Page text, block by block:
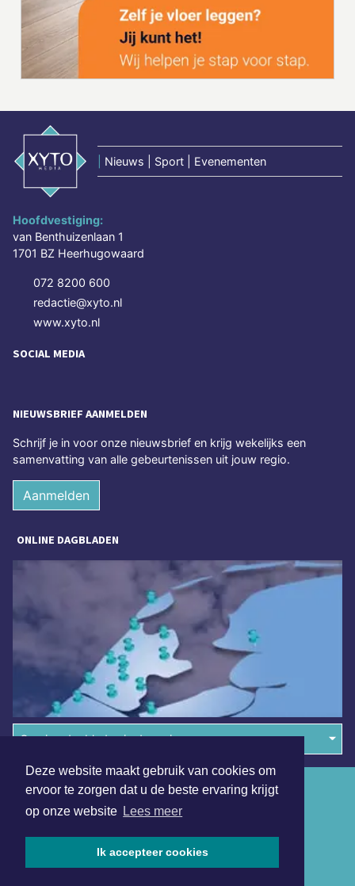
Deze website maakt gebruik van cookies om
ervoor te zorgen dat u de beste ervaring krijgt
op onze website Lees meer
Ik accepteer cookies
Nieuws | Sport | Evenementen
Hoofdvestiging:
van Benthuizenlaan 1
1701 BZ Heerhugowaard
072 8200 600
redactie@xyto.nl
www.xyto.nl
SOCIAL MEDIA
NIEUWSBRIEF AANMELDEN
Schrijf je in voor onze nieuwsbrief en krijg wekelijks een
samenvatting van alle gebeurtenissen uit jouw regio.
Aanmelden
ONLINE DAGBLADEN
Overige dagbladen in de regio
Algemene voorwaarden
Disclaimer